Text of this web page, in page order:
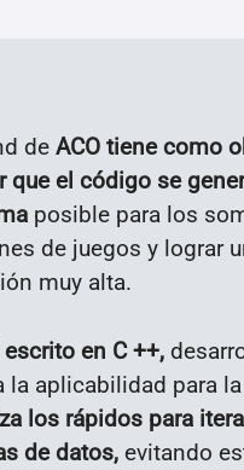
de ACO tiene como
que el código se
posible para los
de juegos y lograr
muy alta.
en C ++,
la aplicabilidad para
los rápidos para
de datos, evitando